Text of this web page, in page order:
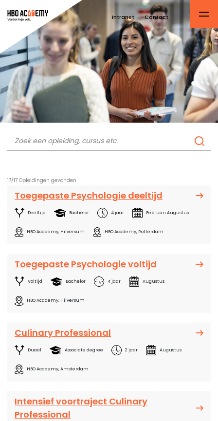
Intranet Contact
17/17 Opleidingen gevonden
Toegepaste Psychologie deeltijd
Deeltijd Bachelor 4 jaar Februari Augustus
HBO Academy, Hilversum HBO Academy, Rotterdam
Toegepaste Psychologie voltijd
Voltijd Bachelor 4 jaar Augustus
HBO Academy, Hilversum
Culinary Professional
Duaal Associate degree 2 jaar Augustus
HBO Academy, Amsterdam
Intensief voortraject Culinary
Professional